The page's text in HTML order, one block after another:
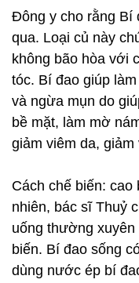
Đông y cho rằng Bí
qua. Loại củ này
không bão hòa với
tóc. Bí đao giúp
và ngừa mụn do
bề mặt, làm mờ
giảm viêm da, giảm
Cách chế biến:
nhiên, bác sĩ Thuỷ
uống thường
biến. Bí đao sống
dùng nước ép bí